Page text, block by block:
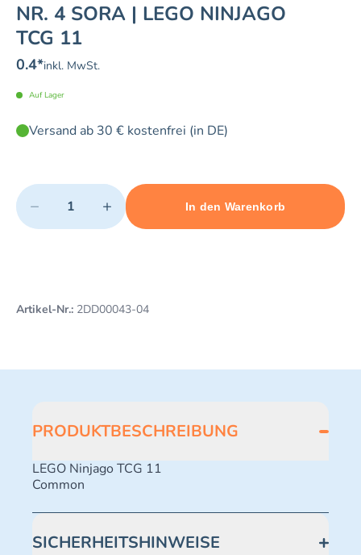
NR. 4 SORA | LEGO NINJAGO
TCG 11
0.4*inkl. MwSt.
Auf Lager
Versand ab 30 € kostenfrei (in DE)
Quantity
− +
Minimum quantity: 1 Maximum quantity: 497
In den Warenkorb
Add 1 item to cart
Artikel-Nr.: 2DD00043-04
PRODUKTBESCHREIBUNG
LEGO Ninjago TCG 11
Common
SICHERHEITSHINWEISE